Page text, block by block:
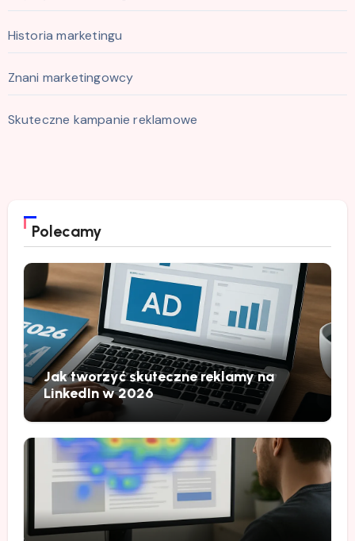
Historia marketingu
Znani marketingowcy
Skuteczne kampanie reklamowe
Polecamy
Jak tworzyć skuteczne reklamy na
LinkedIn w 2026